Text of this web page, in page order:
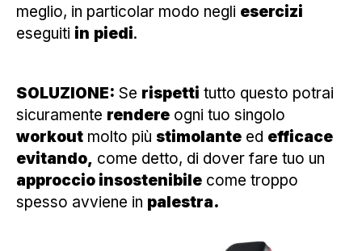
meglio, in particolar modo negli esercizi
eseguiti in piedi.
SOLUZIONE: Se rispetti tutto questo potrai
sicuramente rendere ogni tuo singolo
workout molto più stimolante ed efficace
evitando, come detto, di dover fare tuo un
approccio insostenibile come troppo
spesso avviene in palestra.